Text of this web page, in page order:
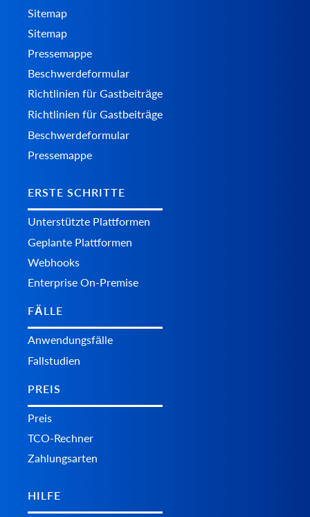
Sitemap
Sitemap
Pressemappe
Beschwerdeformular
Richtlinien für Gastbeiträge
Richtlinien für Gastbeiträge
Beschwerdeformular
Pressemappe
ERSTE SCHRITTE
Unterstützte Plattformen
Geplante Plattformen
Webhooks
Enterprise On-Premise
FÄLLE
Anwendungsfälle
Fallstudien
PREIS
Preis
TCO-Rechner
Zahlungsarten
HILFE